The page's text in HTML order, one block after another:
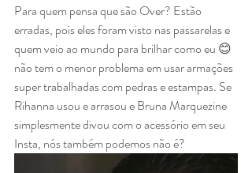
Para quem pensa que são Over? Estão
erradas, pois eles foram visto nas passarelas e
quem veio ao mundo para brilhar como eu 😊
não tem o menor problema em usar armações
super trabalhadas com pedras e estampas. Se
Rihanna usou e arrasou e Bruna Marquezine
simplesmente divou com o acessório em seu
Insta, nós também podemos não é?